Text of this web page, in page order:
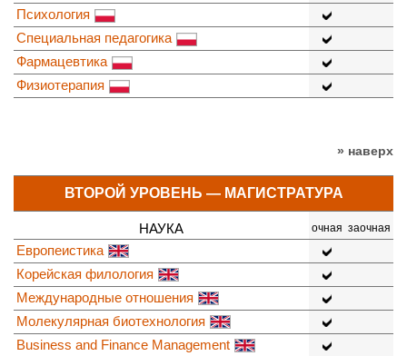
Психология
Специальная педагогика
Фармацевтика
Физиотерапия
» наверх
ВТОРОЙ УРОВЕНЬ — МАГИСТРАТУРА
НАУКА очная заочная
Европеистика
Корейская филология
Международные отношения
Молекулярная биотехнология
Business and Finance Management